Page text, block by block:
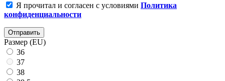
Я прочитал и согласен с условиями Политика
конфиденциальности
Отправить
Размер (EU)
36
37
38